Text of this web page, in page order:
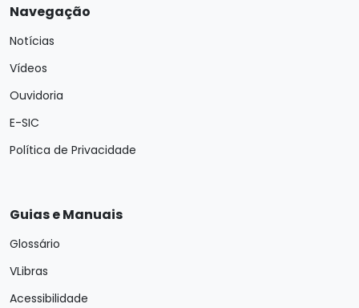
Navegação
Notícias
Vídeos
Ouvidoria
E-SIC
Política de Privacidade
Guias e Manuais
Glossário
VLibras
Acessibilidade